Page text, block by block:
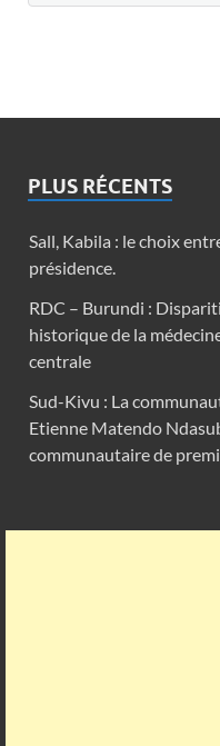
PLUS RÉCENTS
Sall, Kabila : le choix
présidence.
RDC – Burundi :
historique de la
centrale
Sud-Kivu : La
Etienne Matendo
communautaire de